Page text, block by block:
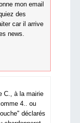
mon email
des
car il arrive
news.
C., à la mairie
4.. ou
déclarés